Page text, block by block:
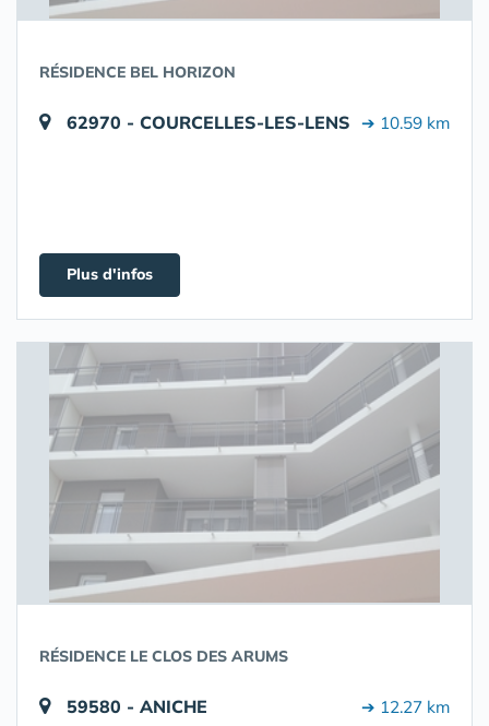
RÉSIDENCE BEL HORIZON
62970 - COURCELLES-LES-LENS ➔ 10.59 km
Plus d'infos
RÉSIDENCE LE CLOS DES ARUMS
59580 - ANICHE ➔ 12.27 km